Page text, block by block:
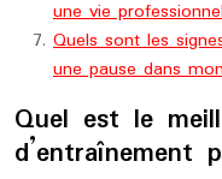
une vie
Quels sont les
une pause dans
Quel est le
d’entraînement